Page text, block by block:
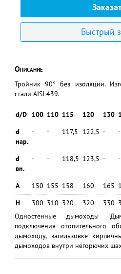
Быстрый
Описание
Тройник 90° без изоляции.
стали AISI 439.
d/D 100 110 115 120 130
d
нар.
- - 117,5 122,5 - -
d
вн.
- - 118,5 123,5 - -
A 150 155 158 160 165
H
300 310 320 320 330
Одностенные дымоходы
подключения отопительного
дымоходу, загильзовке
дымоходов внутри негорючих